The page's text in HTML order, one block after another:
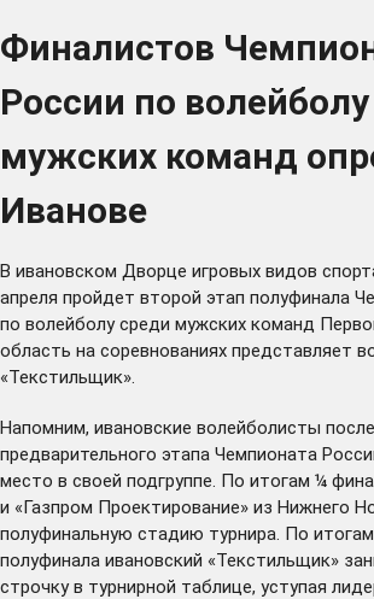
Финалистов
России по
мужских команд
Иванове
В ивановском Дворце игровых видов
апреля пройдет второй этап полуфинала
по волейболу среди мужских команд
область на соревнованиях представляет
«Текстильщик».
Напомним, ивановские волейболисты
предварительного этапа Чемпионата
место в своей подгруппе. По итогам ¼
и «Газпром Проектирование» из Нижнего
полуфинальную стадию турнира. По
полуфинала ивановский «Текстильщик»
строчку в турнирной таблице, уступая